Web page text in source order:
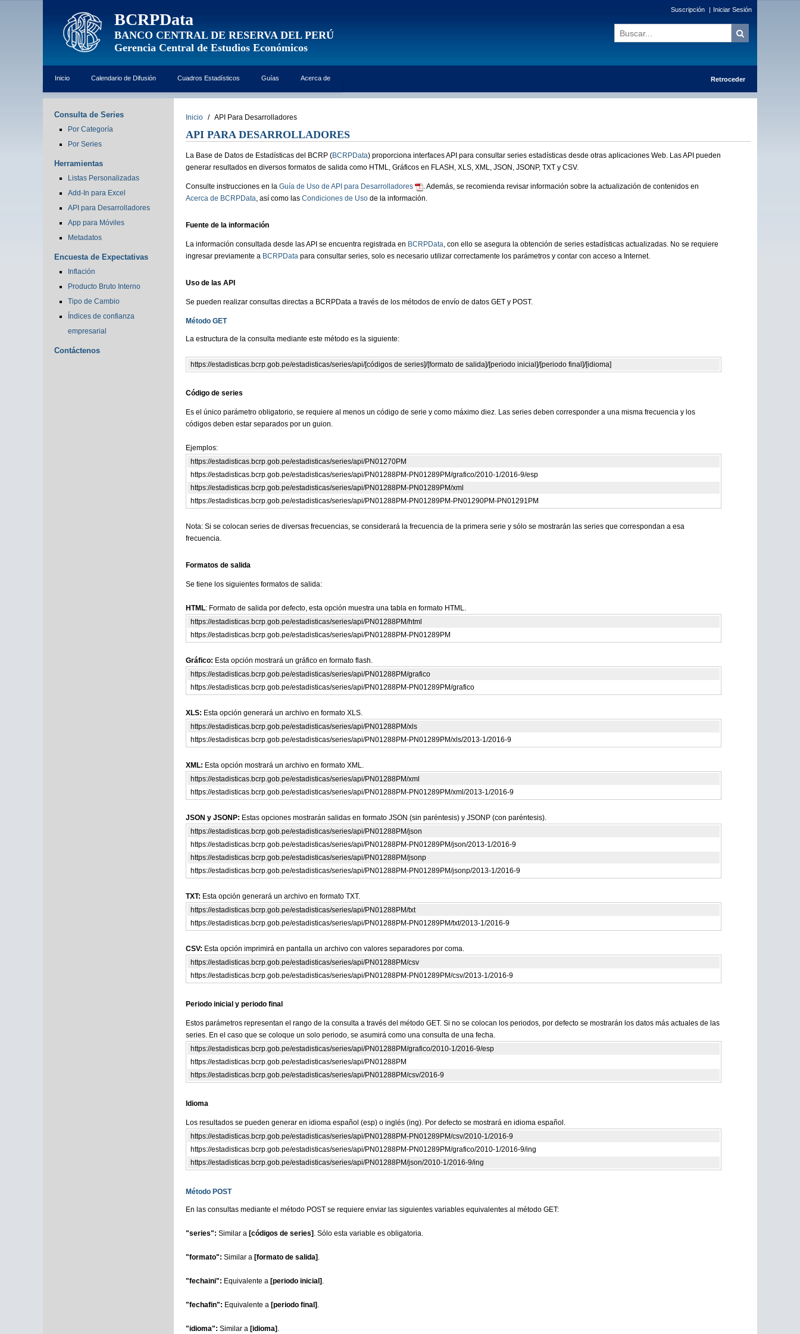
BCRPData
BANCO CENTRAL DE RESERVA DEL PERÚ
Gerencia Central de Estudios Económicos
Suscripción | Iniciar Sesión
Inicio Calendario de Difusión Cuadros Estadísticos Guías Acerca de Retroceder
Consulta de Series
Por Categoría
Por Series
Herramientas
Listas Personalizadas
Add-In para Excel
API para Desarrolladores
App para Móviles
Metadatos
Encuesta de Expectativas
Inflación
Producto Bruto Interno
Tipo de Cambio
Índices de confianza
empresarial
Contáctenos
Inicio / API Para Desarrolladores
API PARA DESARROLLADORES
La Base de Datos de Estadísticas del BCRP (BCRPData) proporciona interfaces API para consultar series estadísticas desde otras aplicaciones Web. Las API pueden
generar resultados en diversos formatos de salida como HTML, Gráficos en FLASH, XLS, XML, JSON, JSONP, TXT y CSV.
Consulte instrucciones en la Guía de Uso de API para Desarrolladores
. Además, se recomienda revisar información sobre la actualización de contenidos en
Acerca de BCRPData, así como las Condiciones de Uso de la información.
Fuente de la información
La información consultada desde las API se encuentra registrada en BCRPData, con ello se asegura la obtención de series estadísticas actualizadas. No se requiere
ingresar previamente a BCRPData para consultar series, solo es necesario utilizar correctamente los parámetros y contar con acceso a Internet.
Uso de las API
Se pueden realizar consultas directas a BCRPData a través de los métodos de envío de datos GET y POST.
Método GET
La estructura de la consulta mediante este método es la siguiente:
https://estadisticas.bcrp.gob.pe/estadisticas/series/api/[códigos de series]/[formato de salida]/[periodo inicial]/[periodo final]/[idioma]
Código de series
Es el único parámetro obligatorio, se requiere al menos un código de serie y como máximo diez. Las series deben corresponder a una misma frecuencia y los
códigos deben estar separados por un guion.
Ejemplos:
https://estadisticas.bcrp.gob.pe/estadisticas/series/api/PN01270PM
https://estadisticas.bcrp.gob.pe/estadisticas/series/api/PN01288PM-PN01289PM/grafico/2010-1/2016-9/esp
https://estadisticas.bcrp.gob.pe/estadisticas/series/api/PN01288PM-PN01289PM/xml
https://estadisticas.bcrp.gob.pe/estadisticas/series/api/PN01288PM-PN01289PM-PN01290PM-PN01291PM
Nota: Si se colocan series de diversas frecuencias, se considerará la frecuencia de la primera serie y sólo se mostrarán las series que correspondan a esa
frecuencia.
Formatos de salida
Se tiene los siguientes formatos de salida:
HTML: Formato de salida por defecto, esta opción muestra una tabla en formato HTML.
https://estadisticas.bcrp.gob.pe/estadisticas/series/api/PN01288PM/html
https://estadisticas.bcrp.gob.pe/estadisticas/series/api/PN01288PM-PN01289PM
Gráfico: Esta opción mostrará un gráfico en formato flash.
https://estadisticas.bcrp.gob.pe/estadisticas/series/api/PN01288PM/grafico
https://estadisticas.bcrp.gob.pe/estadisticas/series/api/PN01288PM-PN01289PM/grafico
XLS: Esta opción generará un archivo en formato XLS.
https://estadisticas.bcrp.gob.pe/estadisticas/series/api/PN01288PM/xls
https://estadisticas.bcrp.gob.pe/estadisticas/series/api/PN01288PM-PN01289PM/xls/2013-1/2016-9
XML: Esta opción mostrará un archivo en formato XML.
https://estadisticas.bcrp.gob.pe/estadisticas/series/api/PN01288PM/xml
https://estadisticas.bcrp.gob.pe/estadisticas/series/api/PN01288PM-PN01289PM/xml/2013-1/2016-9
JSON y JSONP: Estas opciones mostrarán salidas en formato JSON (sin paréntesis) y JSONP (con paréntesis).
https://estadisticas.bcrp.gob.pe/estadisticas/series/api/PN01288PM/json
https://estadisticas.bcrp.gob.pe/estadisticas/series/api/PN01288PM-PN01289PM/json/2013-1/2016-9
https://estadisticas.bcrp.gob.pe/estadisticas/series/api/PN01288PM/jsonp
https://estadisticas.bcrp.gob.pe/estadisticas/series/api/PN01288PM-PN01289PM/jsonp/2013-1/2016-9
TXT: Esta opción generará un archivo en formato TXT.
https://estadisticas.bcrp.gob.pe/estadisticas/series/api/PN01288PM/txt
https://estadisticas.bcrp.gob.pe/estadisticas/series/api/PN01288PM-PN01289PM/txt/2013-1/2016-9
CSV: Esta opción imprimirá en pantalla un archivo con valores separadores por coma.
https://estadisticas.bcrp.gob.pe/estadisticas/series/api/PN01288PM/csv
https://estadisticas.bcrp.gob.pe/estadisticas/series/api/PN01288PM-PN01289PM/csv/2013-1/2016-9
Periodo inicial y periodo final
Estos parámetros representan el rango de la consulta a través del método GET. Si no se colocan los periodos, por defecto se mostrarán los datos más actuales de las
series. En el caso que se coloque un solo periodo, se asumirá como una consulta de una fecha.
https://estadisticas.bcrp.gob.pe/estadisticas/series/api/PN01288PM/grafico/2010-1/2016-9/esp
https://estadisticas.bcrp.gob.pe/estadisticas/series/api/PN01288PM
https://estadisticas.bcrp.gob.pe/estadisticas/series/api/PN01288PM/csv/2016-9
Idioma
Los resultados se pueden generar en idioma español (esp) o inglés (ing). Por defecto se mostrará en idioma español.
https://estadisticas.bcrp.gob.pe/estadisticas/series/api/PN01288PM-PN01289PM/csv/2010-1/2016-9
https://estadisticas.bcrp.gob.pe/estadisticas/series/api/PN01288PM-PN01289PM/grafico/2010-1/2016-9/ing
https://estadisticas.bcrp.gob.pe/estadisticas/series/api/PN01288PM/json/2010-1/2016-9/ing
Método POST
En las consultas mediante el método POST se requiere enviar las siguientes variables equivalentes al método GET:
"series": Similar a [códigos de series] . Sólo esta variable es obligatoria.
"formato": Similar a [formato de salida] .
"fechaini": Equivalente a [periodo inicial] .
"fechafin": Equivalente a [periodo final] .
"idioma": Similar a [idioma] .